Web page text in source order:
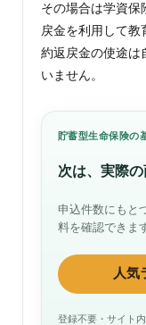
その場合は学資保
戻金を利用して教
約返戻金の使途は
いません。
貯蓄型生命保険の
次は、実際
申込件数にもと
料を確認できま
人気
登録不要・サイト